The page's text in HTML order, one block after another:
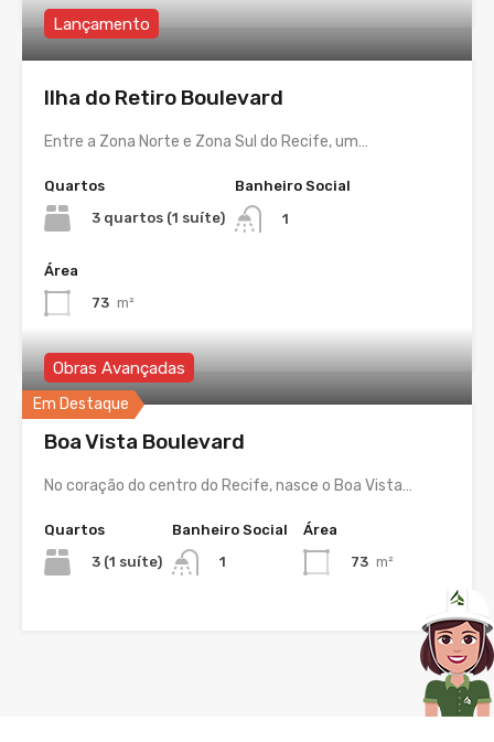
Lançamento
Ilha do Retiro Boulevard
Entre a Zona Norte e Zona Sul do Recife, um…
Quartos
3 quartos (1 suíte)
Banheiro Social
1
Área
73 m²
Em Destaque
Obras Avançadas
Boa Vista Boulevard
No coração do centro do Recife, nasce o Boa Vista…
Quartos
3 (1 suíte)
Banheiro Social
1
Área
73 m²